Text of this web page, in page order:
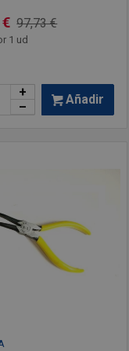
97,73 €
1 ud
+
–
Añadir